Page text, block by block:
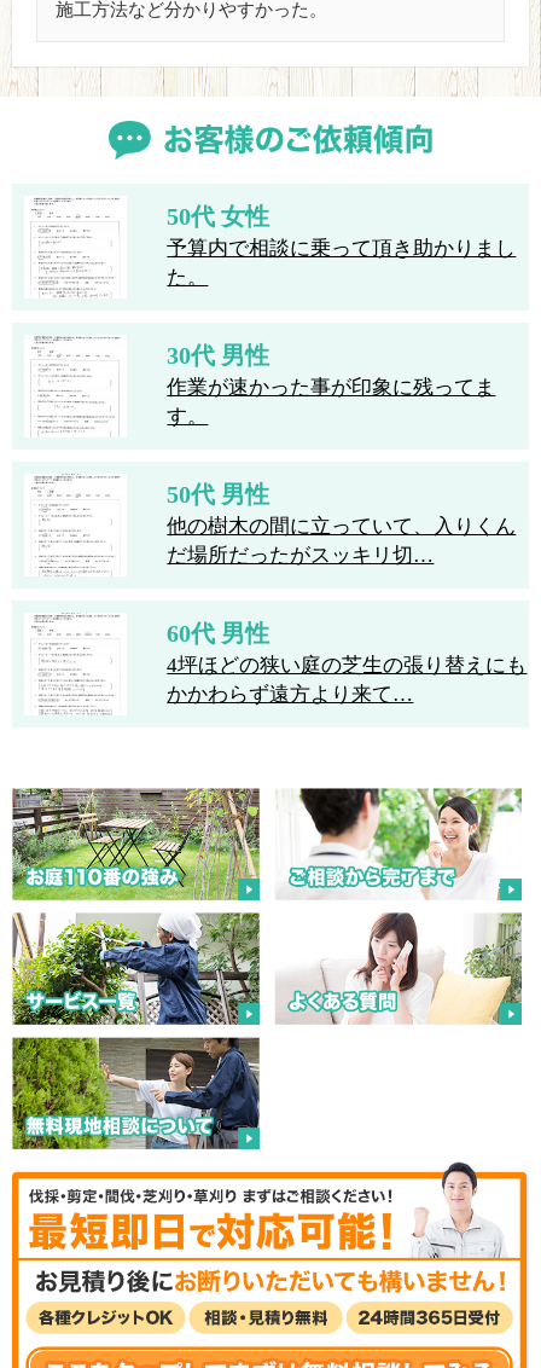
施工方法など分かりやすかった。
50代 女性
予算内で相談に乗って頂き助かりまし
た。
30代 男性
作業が速かった事が印象に残ってま
す。
50代 男性
他の樹木の間に立っていて、入りくん
だ場所だったがスッキリ切…
60代 男性
4坪ほどの狭い庭の芝生の張り替えにも
かかわらず遠方より来て…